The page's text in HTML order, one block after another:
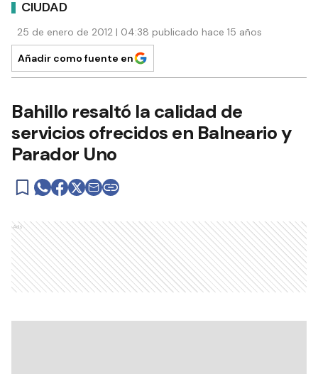
CIUDAD
25 de enero de 2012 | 04:38 publicado hace 15 años
Añadir como fuente en
Bahillo resaltó la calidad de
servicios ofrecidos en Balneario y
Parador Uno
Ads